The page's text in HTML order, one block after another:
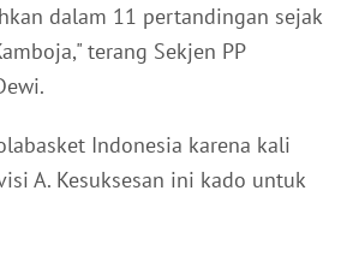
dalam 11 pertandingan sejak
terang Sekjen PP
Indonesia karena kali
A. Kesuksesan ini kado untuk